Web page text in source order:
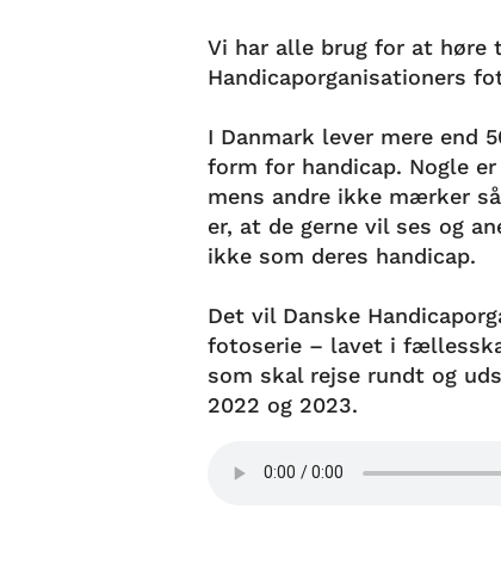
Vi har alle brug for at høre
Handicaporganisationers
I Danmark lever mere end
form for handicap. Nogle
mens andre ikke mærker
er, at de gerne vil ses og
ikke som deres handicap.
Det vil Danske
fotoserie – lavet i
som skal rejse rundt og
2022 og 2023.